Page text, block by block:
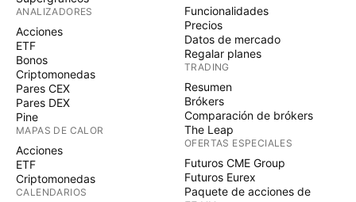
ANALIZADORES
Acciones
ETF
Bonos
Criptomonedas
Pares CEX
Pares DEX
Pine
MAPAS DE CALOR
Acciones
ETF
Criptomonedas
CALENDARIOS
Funcionalidades
Precios
Datos de mercado
Regalar planes
TRADING
Resumen
Brókers
Comparación de brókers
The Leap
OFERTAS ESPECIALES
Futuros CME Group
Futuros Eurex
Paquete de acciones de